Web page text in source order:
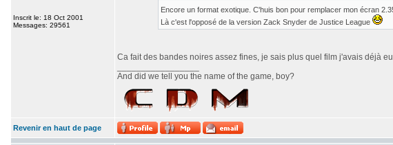
Inscrit le: 18 Oct 2001
Messages: 29561
Encore un format exotique. C'huis bon pour remplacer mon écran
Là c'est l'opposé de la version Zack Snyder de Justice League
Ca fait des bandes noires assez fines, je sais plus quel film j'avais déjà
And did we tell you the name of the game, boy?
Revenir en haut de page